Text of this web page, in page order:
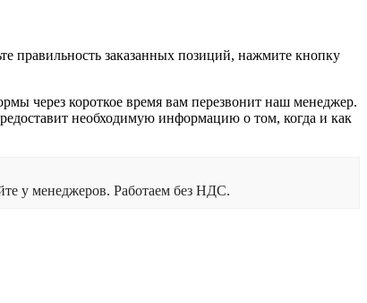
правильность заказанных позиций, нажмите кнопку
через короткое время вам перезвонит наш менеджер.
необходимую информацию о том, когда и как
у менеджеров. Работаем без НДС.